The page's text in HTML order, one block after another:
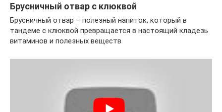
Брусничный отвар с клюквой
Брусничный отвар – полезный напиток, который в
тандеме с клюквой превращается в настоящий кладезь
витаминов и полезных веществ